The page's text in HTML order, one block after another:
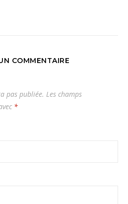
COMMENTAIRE
pas publiée. Les champs
*